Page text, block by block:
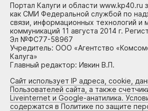
Портал Калуги и области www.kp40.ru
как СМИ Федеральной службой по
связи, информационных технологий и
коммуникаций 11 августа 2014 г.
Эл №ФС77-58967
Учредитель: ООО «Агентство
Калуга»
Главный редактор: Ивкин В.П.
Сайт использует IP адреса, cookie,
Пользователей сайта, а также
Liveinternet и Google-анатилика.
содержатся в Политике по защите